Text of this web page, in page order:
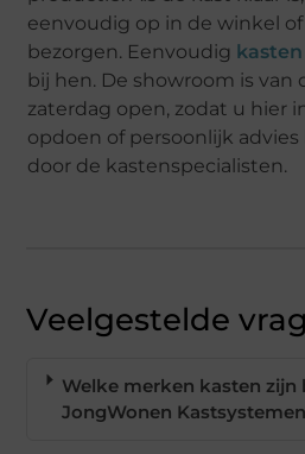
eenvoudig op in de winkel of
bezorgen. Eenvoudig
bij hen. De showroom is
zaterdag open, zodat u hier
opdoen of persoonlijk
door de kastenspecialisten.
Veelgestelde
Welke merken kasten zijn
JongWonen